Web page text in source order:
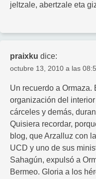
jeltzale, abertzale eta
praixku dice:
octubre 13, 2010 a las
Un recuerdo a Ormaza.
organización del
cárceles y demás,
Quisiera recordar,
blog, que Arzalluz con
UCD y uno de sus
Sahagún, expulsó a
Bermeo. Gloria a los